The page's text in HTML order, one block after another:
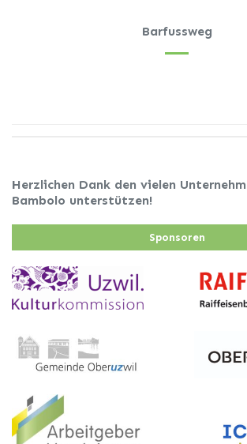
Barfussweg
Herzlichen Dank den vielen
Bambolo unterstützen!
Sponsoren